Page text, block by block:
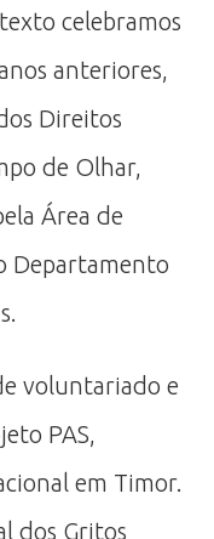
celebramos
anteriores,
Direitos
de Olhar,
Área de
Departamento
voluntariado e
PAS,
em Timor.
dos Gritos